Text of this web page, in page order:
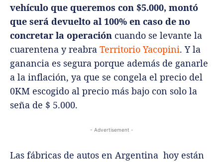
vehículo que queremos con $5.000, montó
que será devuelto al 100% en caso de no
concretar la operación cuando se levante la
cuarentena y reabra Territorio Yacopini. Y la
ganancia es segura porque además de ganarle
a la inflación, ya que se congela el precio del
0KM escogido al precio más bajo con solo la
seña de $ 5.000.
- Advertisement -
Las fábricas de autos en Argentina hoy están